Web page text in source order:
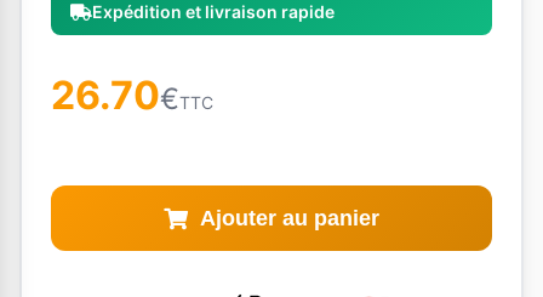
Expédition et livraison rapide
26.70€TTC
Ajouter au panier